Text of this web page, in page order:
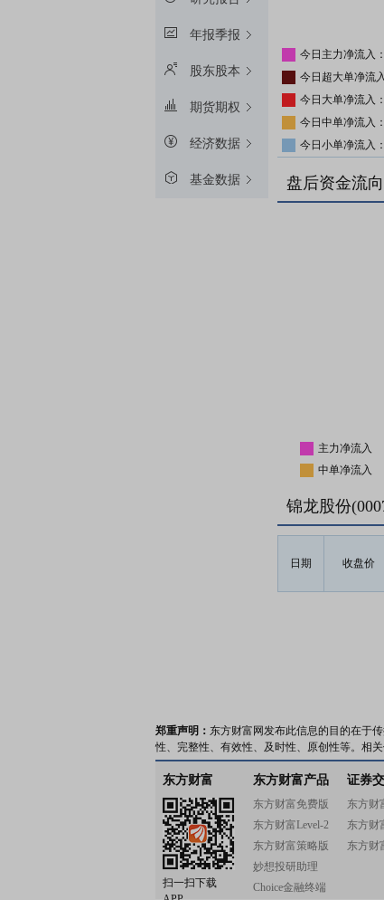
年报季报
股东股本
期货期权
经济数据
基金数据
今日主力净流入：
今日超大单净流
今日大单净流入：
今日中单净流入：
今日小单净流入：
盘后资金流
主力净流入
中单净流入
锦龙股份
日期 收盘价
郑重声明： 东方财富网发布此信息的目的在于
性、完整性、有效性、及时性、原创性等。相
东方财富
扫一扫下载
东方财富产品
东方财富免费版
东方财富Level-2
东方财富策略版
妙想投研助理
Choice金融终端
证券
东方财
东方财
东方财